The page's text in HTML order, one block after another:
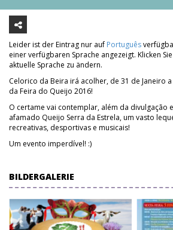
Leider ist der Eintrag nur auf Português
einer verfügbaren Sprache angezeigt. Klicken
aktuelle Sprache zu ändern.
Celorico da Beira irá acolher, de 31 de Janeiro
da Feira do Queijo 2016!
O certame vai contemplar, além da divulgação
afamado Queijo Serra da Estrela, um vasto
recreativas, desportivas e musicais!
Um evento imperdível! :)
BILDERGALERIE